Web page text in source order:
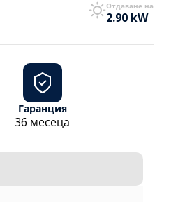
Отдаване на
2.90 kW
Гаранция
36 месеца